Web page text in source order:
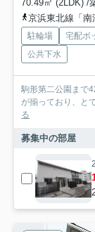
70.49㎡ (2LDK) /
京浜東北線「
駐輪場 宅配ボ
公共下水
駒形第二公園まで
が揃っており、と
る
募集中の部屋